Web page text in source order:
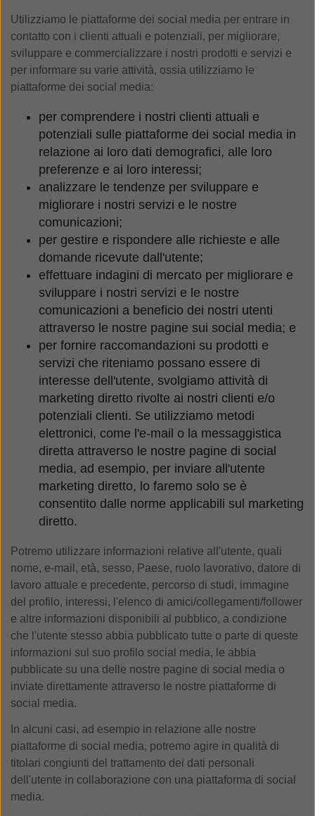
Utilizziamo le piattaforme dei social media per entrare in
contatto con i clienti attuali e potenziali, per migliorare,
sviluppare e commercializzare i nostri prodotti e servizi e
per informare su varie attività, ossia utilizziamo le
piattaforme dei social media:
per comprendere i nostri clienti attuali e
potenziali sulle piattaforme dei social media in
relazione ai loro dati demografici, alle loro
preferenze e ai loro interessi;
analizzare le tendenze per sviluppare e
migliorare i nostri servizi e le nostre
comunicazioni;
per gestire e rispondere alle richieste e alle
domande ricevute dall'utente;
effettuare indagini di mercato per migliorare e
sviluppare i nostri servizi e le nostre
comunicazioni a beneficio dei nostri utenti
attraverso le nostre pagine sui social media; e
per fornire raccomandazioni su prodotti e
servizi che riteniamo possano essere di
interesse dell'utente, svolgiamo attività di
marketing diretto rivolte ai nostri clienti e/o
potenziali clienti. Se utilizziamo metodi
elettronici, come l'e-mail o la messaggistica
diretta attraverso le nostre pagine di social
media, ad esempio, per inviare all'utente
marketing diretto, lo faremo solo se è
consentito dalle norme applicabili sul marketing
diretto.
Potremo utilizzare informazioni relative all'utente, quali
nome, e-mail, età, sesso, Paese, ruolo lavorativo, datore di
lavoro attuale e precedente, percorso di studi, immagine
del profilo, interessi, l'elenco di amici/collegamenti/follower
e altre informazioni disponibili al pubblico, a condizione
che l'utente stesso abbia pubblicato tutte o parte di queste
informazioni sul suo profilo social media, le abbia
pubblicate su una delle nostre pagine di social media o
inviate direttamente attraverso le nostre piattaforme di
social media.
In alcuni casi, ad esempio in relazione alle nostre
piattaforme di social media, potremo agire in qualità di
titolari congiunti del trattamento dei dati personali
dell'utente in collaborazione con una piattaforma di social
media.